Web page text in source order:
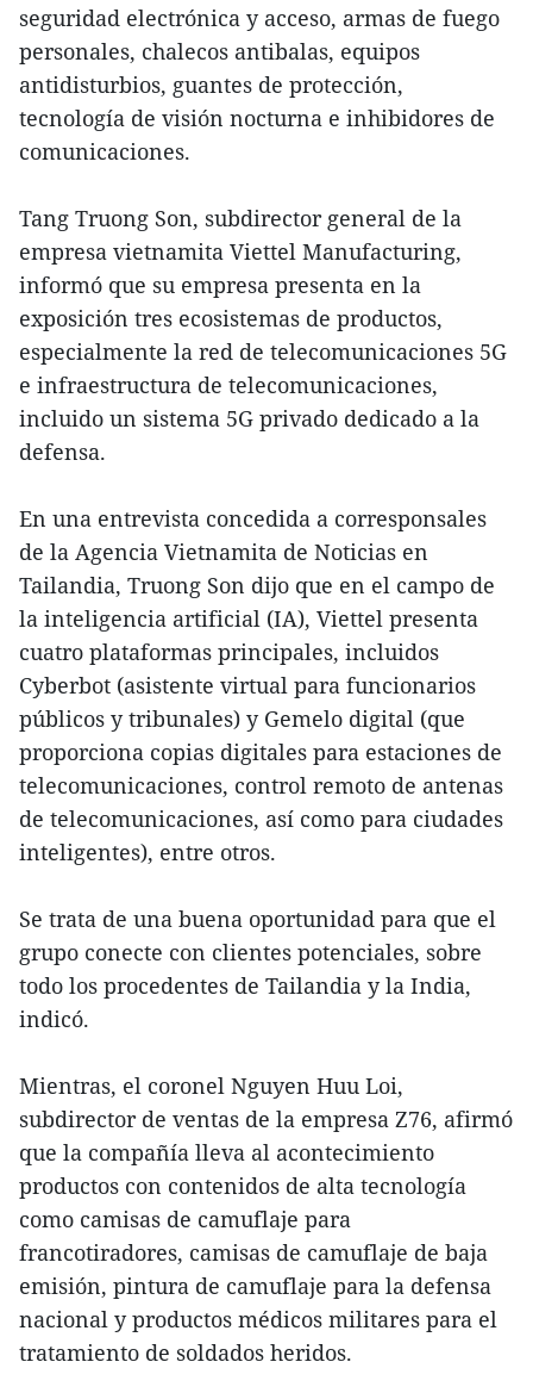
seguridad electrónica y acceso, armas de fuego
personales, chalecos antibalas, equipos
antidisturbios, guantes de protección,
tecnología de visión nocturna e inhibidores de
comunicaciones.
Tang Truong Son, subdirector general de la
empresa vietnamita Viettel Manufacturing,
informó que su empresa presenta en la
exposición tres ecosistemas de productos,
especialmente la red de telecomunicaciones 5G
e infraestructura de telecomunicaciones,
incluido un sistema 5G privado dedicado a la
defensa.
En una entrevista concedida a corresponsales
de la Agencia Vietnamita de Noticias en
Tailandia, Truong Son dijo que en el campo de
la inteligencia artificial (IA), Viettel presenta
cuatro plataformas principales, incluidos
Cyberbot (asistente virtual para funcionarios
públicos y tribunales) y Gemelo digital (que
proporciona copias digitales para estaciones de
telecomunicaciones, control remoto de antenas
de telecomunicaciones, así como para ciudades
inteligentes), entre otros.
Se trata de una buena oportunidad para que el
grupo conecte con clientes potenciales, sobre
todo los procedentes de Tailandia y la India,
indicó.
Mientras, el coronel Nguyen Huu Loi,
subdirector de ventas de la empresa Z76, afirmó
que la compañía lleva al acontecimiento
productos con contenidos de alta tecnología
como camisas de camuflaje para
francotiradores, camisas de camuflaje de baja
emisión, pintura de camuflaje para la defensa
nacional y productos médicos militares para el
tratamiento de soldados heridos.